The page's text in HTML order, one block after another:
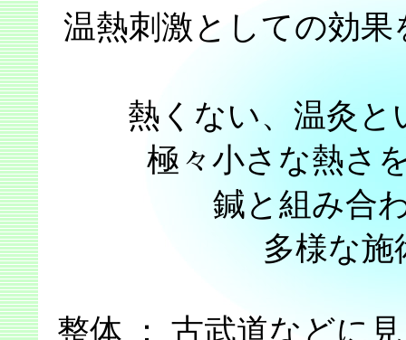
温熱刺激としての効
熱くない、温灸
極々小さな熱さ
鍼と組み合
多様な
整体 ： 古武道などに